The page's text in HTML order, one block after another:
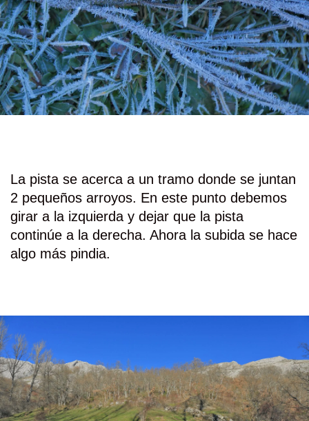
La pista se acerca a un tramo donde se juntan
2 pequeños arroyos. En este punto debemos
girar a la izquierda y dejar que la pista
continúe a la derecha. Ahora la subida se hace
algo más pindia.